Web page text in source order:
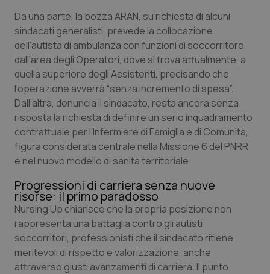
Edizioni Regionali
QS Pro
Professionisti Sanitari.AI
Abruzzo
Basilicata
Calabria
Campania
Emilia-Romagna
QS Pro Gold
Artrite & artrosi
Asma & BPCO
Car-T
Colesterolo & coronaropatie
QS Club Newsletter
Da una parte, la bozza ARAN, su richiesta di alcuni
sindacati generalisti, prevede la collocazione
dell’autista di ambulanza con funzioni di soccorritore
dall’area degli Operatori, dove si trova attualmente, a
quella superiore degli Assistenti, precisando che
l’operazione avverrà “senza incremento di spesa”.
Dall’altra, denuncia il sindacato, resta ancora senza
risposta la richiesta di definire un serio inquadramento
contrattuale per l’Infermiere di Famiglia e di Comunità,
figura considerata centrale nella Missione 6 del PNRR
e nel nuovo modello di sanità territoriale.
Progressioni di carriera senza nuove
risorse: il primo paradosso
Nursing Up chiarisce che la propria posizione non
rappresenta una battaglia contro gli autisti
soccorritori, professionisti che il sindacato ritiene
meritevoli di rispetto e valorizzazione, anche
attraverso giusti avanzamenti di carriera. Il punto